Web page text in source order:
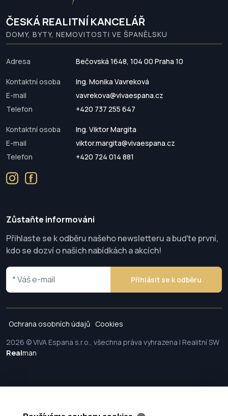
ČESKÁ REALITNÍ KANCELÁŘ
DOMY, BYTY, NEMOVITOSTI VE ŠPANĚLSKU
Adresa Bečovská 1648, 104 00 Praha 10
Kontaktní osoba
Ing. Monika Vavreková
E-mail
vavrekova@vivaespana.cz
Telefon
+420 737 255 647
Kontaktní osoba
Ing. Viktor Margita
E-mail
viktor.margita@vivaespana.cz
Telefon
+420 724 014 881
Zůstaňte informováni
Přihlaste se k odběru našeho newsletteru a buďte první,
kdo se dozví o našich nabídkách a akcích!
Přihlásit se k odběru
Ochrana osobních údajů Cookies
2026 © VIVA Espana s.r.o., všechna práva vyhrazena | Realitní SW
Realman